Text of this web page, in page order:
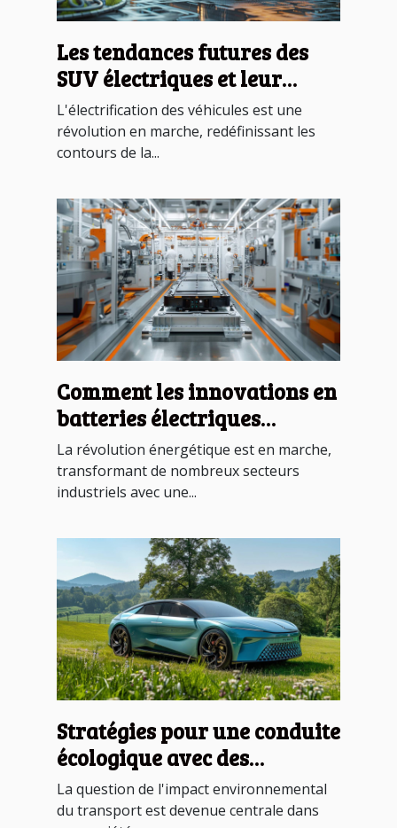
Les tendances futures des
SUV électriques et leur
impact sur le marché
L'électrification des véhicules est une
révolution en marche, redéfinissant les
contours de la...
Comment les innovations en
batteries électriques
transforment l'industrie
automobile
La révolution énergétique est en marche,
transformant de nombreux secteurs
industriels avec une...
Stratégies pour une conduite
écologique avec des
véhicules hybrides
La question de l'impact environnemental
du transport est devenue centrale dans